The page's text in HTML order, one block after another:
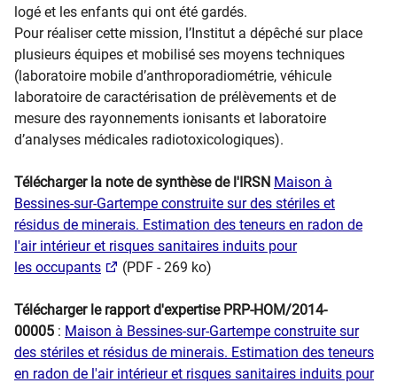
logé et les enfants qui ont été gardés.
Pour réaliser cette mission, l’Institut a dépêché sur place
plusieurs équipes et mobilisé ses moyens techniques
(laboratoire mobile d’anthroporadiométrie, véhicule
laboratoire de caractérisation de prélèvements et de
mesure des rayonnements ionisants et laboratoire
d’analyses médicales radiotoxicologiques).
Télécharger la note de synthè​se de l'IRSN Maison à
Bessines-sur-G​​​artempe construite sur des stériles et
résidus de minerais. Estimation des teneurs en radon de
l'air intérieur et risques sanitaires induits pour
les occupants
(PDF - 269 ko)
Télécharger le rapport d'expertise PRP-HOM/2014-
00005 : Maison à Bessines-sur-Gartempe construite sur
des stériles et résidus de minerais. Estimation des teneurs
en radon de l'air intérieur et risques sanitaires induits pour